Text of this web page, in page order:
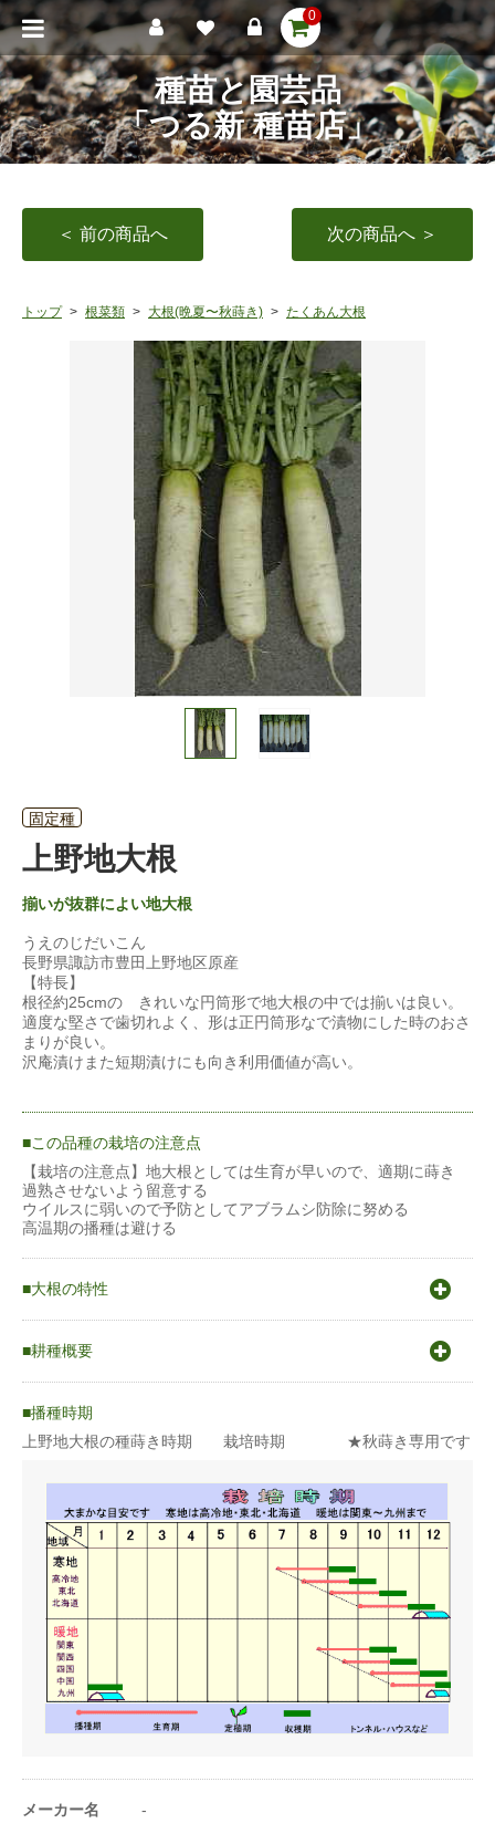
0
種苗と園芸品
「つる新 種苗店」
＜ 前の商品へ 次の商品へ ＞
トップ 根菜類 大根(晩夏〜秋蒔き) たくあん大根
固定種
上野地大根
揃いが抜群によい地大根
うえのじだいこん
長野県諏訪市豊田上野地区原産
【特長】
根径約25cmの きれいな円筒形で地大根の中では揃いは良い。
適度な堅さで歯切れよく、形は正円筒形なで漬物にした時のおさ
まりが良い。
沢庵漬けまた短期漬けにも向き利用価値が高い。
この品種の栽培の注意点
【栽培の注意点】地大根としては生育が早いので、適期に蒔き
過熟させないよう留意する
ウイルスに弱いので予防としてアブラムシ防除に努める
高温期の播種は避ける
大根の特性
〇発芽適温15〜30℃
〇冷涼な気候を好み主に秋作栽培。
〇気温が低くトウ立ちの危険が高い冬〜早春と、晩春から夏の高
温時には特に品種の選定に気を配ること。
耕種概要
蒔き方 直まき
うね幅（cm） 120cm
条数（条）
株間（cm）
1a当たり株数
1a当たり播種量
播種時期
上野地大根の種蒔き時期 栽培時期 ★秋蒔き専用です
メーカー名 -